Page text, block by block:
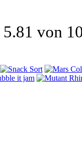
5.81 von